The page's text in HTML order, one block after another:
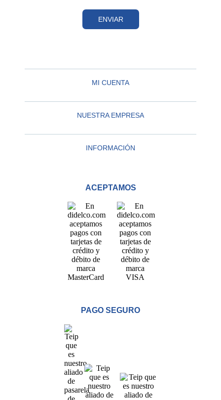
ENVIAR
MI CUENTA
NUESTRA EMPRESA
INFORMACIÓN
ACEPTAMOS
PAGO SEGURO